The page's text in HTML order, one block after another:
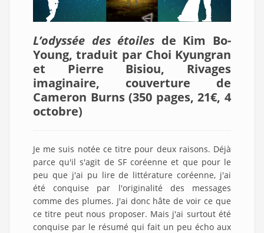
L’odyssée des étoiles de Kim Bo-
Young, traduit par Choi Kyungran
et Pierre Bisiou, Rivages
imaginaire, couverture de
Cameron Burns (350 pages, 21€, 4
octobre)
Je me suis notée ce titre pour deux raisons. Déjà
parce qu'il s'agit de SF coréenne et que pour le
peu que j'ai pu lire de littérature coréenne, j'ai
été conquise par l'originalité des messages
comme des plumes. J'ai donc hâte de voir ce que
ce titre peut nous proposer. Mais j'ai surtout été
conquise par le résumé qui fait un peu écho aux